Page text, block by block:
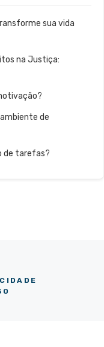
sua vida
na Justiça:
de
de tarefas?